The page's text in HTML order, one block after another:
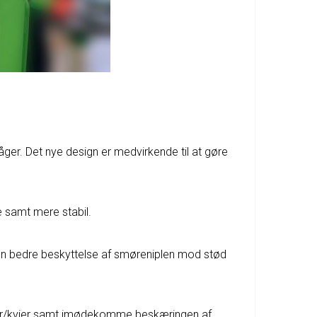
Det nye design er medvirkende til at gøre
samt mere stabil.
bedre beskyttelse af smøreniplen mod stød